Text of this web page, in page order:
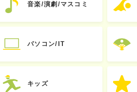
音楽/演劇/マスコミ
パソコン/IT
キッズ